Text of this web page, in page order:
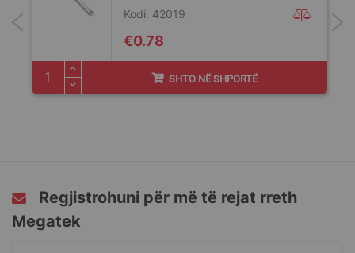
€0.78
Kodi: 42019
SHTO NË SHPORTË
Regjistrohuni për më të rejat rreth
Megatek